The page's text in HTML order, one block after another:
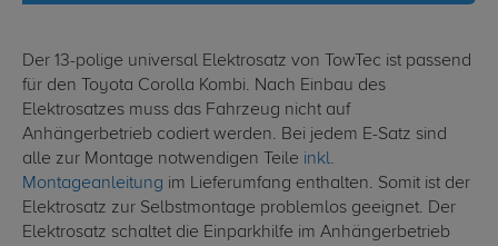
Der 13-polige universal Elektrosatz von TowTec ist passend
für den Toyota Corolla Kombi. Nach Einbau des
Elektrosatzes muss das Fahrzeug nicht auf
Anhängerbetrieb codiert werden. Bei jedem E-Satz sind
alle zur Montage notwendigen Teile inkl.
Montageanleitung im Lieferumfang enthalten. Somit ist der
Elektrosatz zur Selbstmontage problemlos geeignet. Der
Elektrosatz schaltet die Einparkhilfe im Anhängerbetrieb